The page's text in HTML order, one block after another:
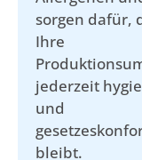
sorgen dafür,
Ihre
jederzeit
und
bleibt.